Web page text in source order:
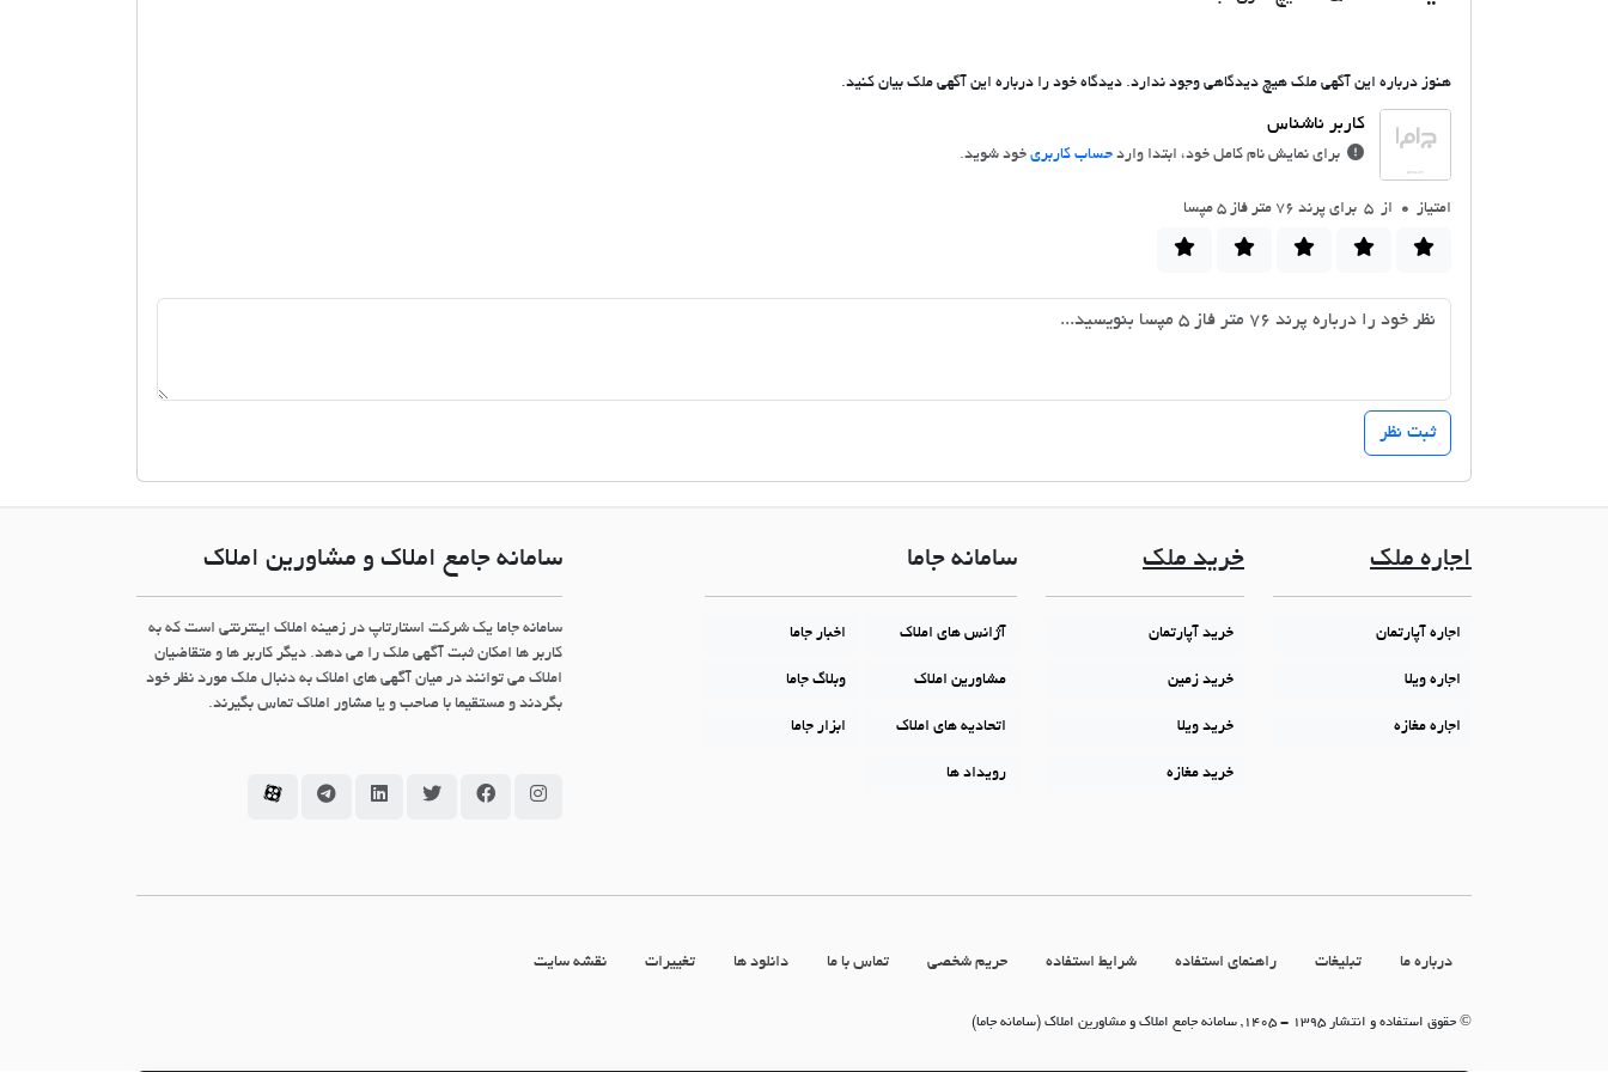
هنوز درباره این آگهی ملک هیچ دیدگاهی وجود ندارد. دیدگاه خود را درباره این آگهی ملک بیان کنید.
برای نمایش نام کامل خود، ابتدا وارد حساب کاربری خود شوید.
امتیاز 0 از 5 برای پرند 76 متر فاز 5 مپسا
اجاره ملک
اجاره آپارتمان
اجاره ویلا
اجاره مغازه
خرید ملک
خرید آپارتمان
خرید زمین
خرید ویلا
خرید مغازه
سامانه جاما
آژانس های املاک اخبار جاما
مشاورین املاک وبلاگ جاما
اتحادیه های املاک ابزار جاما
رویداد ها
سامانه جامع املاک و مشاورین املاک
سامانه جاما یک شرکت استارتاپ در زمینه املاک اینترنتی است که به
کاربر ها امکان ثبت آگهی ملک را می دهد. دیگر کاربر ها و متقاضیان
املاک می توانند در میان آگهی های املاک به دنبال ملک مورد نظر خود
بگردند و مستقیما با صاحب و یا مشاور املاک تماس بگیرند.
سامانه جاما در اینستاگرام
سامانه جاما در فیسبوک
سامانه جاما در توئیتر
سامانه جاما در لینکداین
سامانه جاما در تلگرام
سامانه جاما در آپارات
درباره ما تبلیغات راهنمای استفاده شرایط استفاده حریم شخصی تماس با ما دانلود ها تغییرات نقشه سایت
© حقوق استفاده و انتشار 1395 - 1405, سامانه جامع املاک و مشاورین املاک (سامانه جاما)